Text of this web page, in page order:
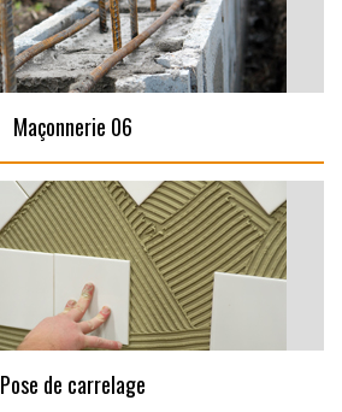
Maçonnerie 06
Pose de carrelage